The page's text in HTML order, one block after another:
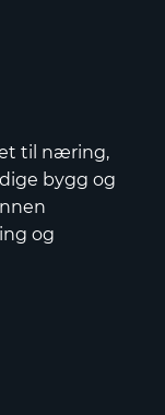
til næring,
bygg og
og